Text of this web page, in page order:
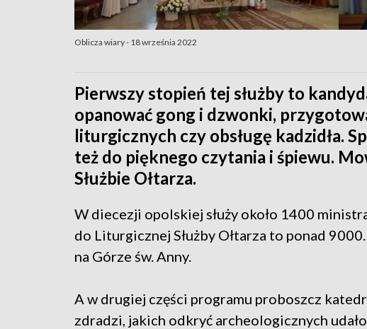
Oblicza wiary - 18 września 2022
Pierwszy stopień tej służby to
opanować gong i dzwonki,
liturgicznych czy obsługę kadzidła.
też do pięknego czytania i śpiewu.
Służbie Ołtarza.
W diecezji opolskiej służy około 1400
do Liturgicznej Służby Ołtarza to ponad
na Górze św. Anny.
A w drugiej części programu proboszcz
zdradzi, jakich odkryć archeologicznych